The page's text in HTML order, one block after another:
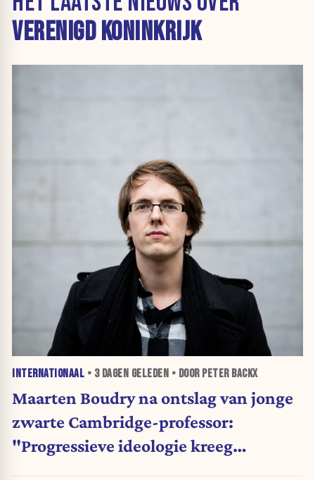
VERENIGD KONINKRIJK
INTERNATIONAAL • 3 DAGEN GELEDEN • DOOR PETER BACKX
Maarten Boudry na ontslag van jonge
zwarte Cambridge-professor:
"Progressieve ideologie kreeg